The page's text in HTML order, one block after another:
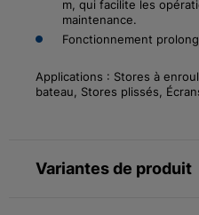
m, qui facilite les
maintenance.
Fonctionnement
Applications : Stores à
bateau, Stores plissés,
Variantes de produit